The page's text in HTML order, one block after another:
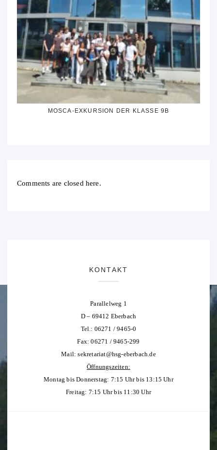
MOSCA-EXKURSION DER KLASSE 9B
Comments are closed here.
KONTAKT
Parallelweg 1
D – 69412 Eberbach
Tel.: 06271 / 9465-0
Fax: 06271 / 9465-299
Mail:sekretariat@hsg-eberbach.de
Öffnungszeiten:
Montag bis Donnerstag: 7:15 Uhr bis 13:15 Uhr
Freitag: 7:15 Uhr bis 11:30 Uhr